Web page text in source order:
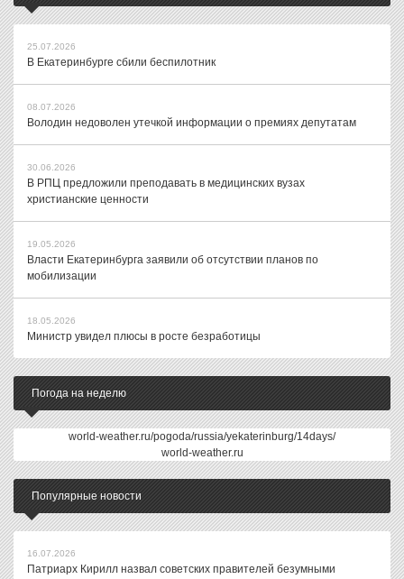
25.07.2026
В Екатеринбурге сбили беспилотник
08.07.2026
Володин недоволен утечкой информации о премиях депутатам
30.06.2026
В РПЦ предложили преподавать в медицинских вузах
христианские ценности
19.05.2026
Власти Екатеринбурга заявили об отсутствии планов по
мобилизации
18.05.2026
Министр увидел плюсы в росте безработицы
Погода на неделю
world-weather.ru/pogoda/russia/yekaterinburg/14days/
world-weather.ru
Популярные новости
16.07.2026
Патриарх Кирилл назвал советских правителей безумными